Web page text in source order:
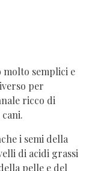
molto semplici e
per
ricco di
i semi della
di acidi grassi
pelle e del